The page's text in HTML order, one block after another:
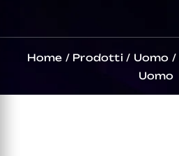
Home / Prodotti / Uomo /
Uomo